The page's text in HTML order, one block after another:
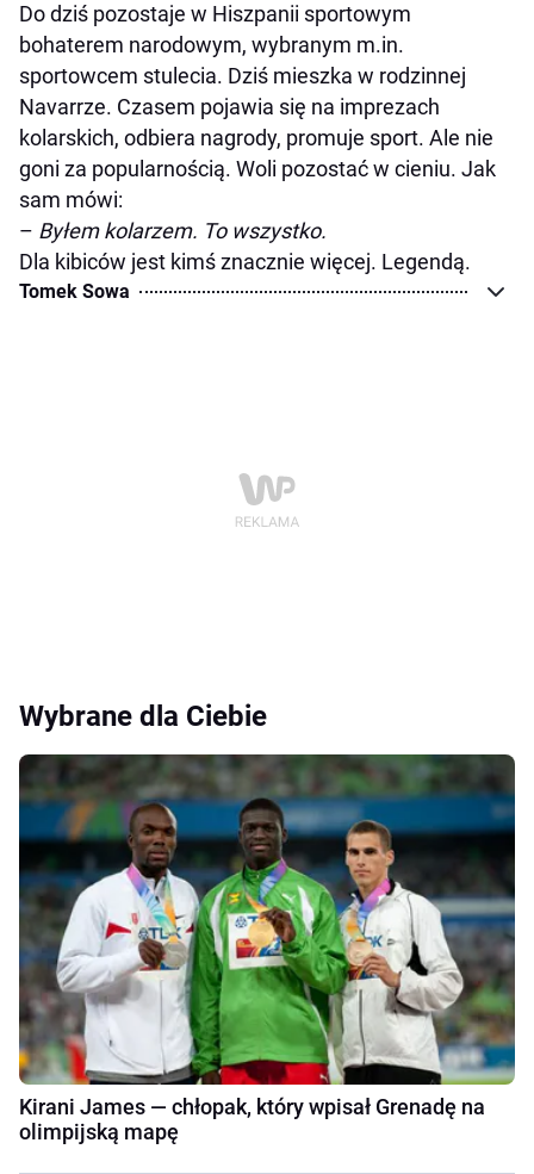
Do dziś pozostaje w Hiszpanii sportowym
bohaterem narodowym, wybranym m.in.
sportowcem stulecia. Dziś mieszka w rodzinnej
Navarrze. Czasem pojawia się na imprezach
kolarskich, odbiera nagrody, promuje sport. Ale nie
goni za popularnością. Woli pozostać w cieniu. Jak
sam mówi:
– Byłem kolarzem. To wszystko.
Dla kibiców jest kimś znacznie więcej. Legendą.
Tomek Sowa
Wybrane dla Ciebie
Kirani James — chłopak, który wpisał Grenadę na
olimpijską mapę